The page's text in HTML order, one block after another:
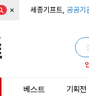
× 세종기프트, 공공기
베스트
기획전